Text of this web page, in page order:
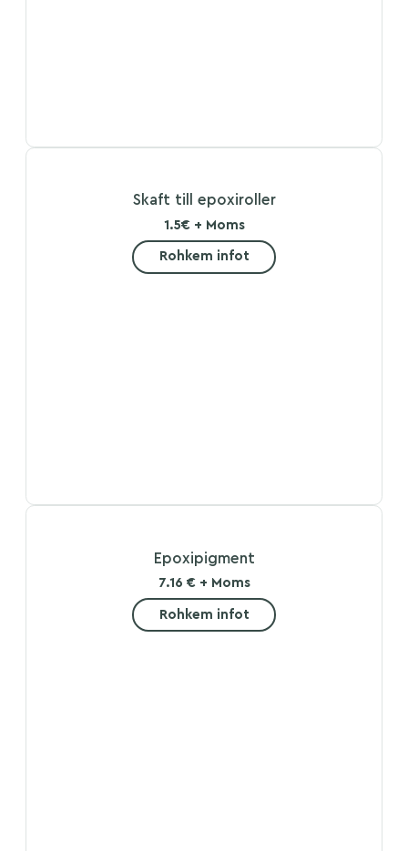
Skaft till epoxiroller
1.5€ + Moms
Rohkem infot
Epoxipigment
7.16 € + Moms
Rohkem infot